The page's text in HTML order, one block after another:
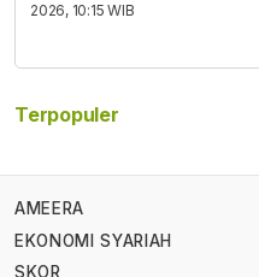
2026, 10:15 WIB
Terpopuler
AMEERA
EKONOMI SYARIAH
SKOR